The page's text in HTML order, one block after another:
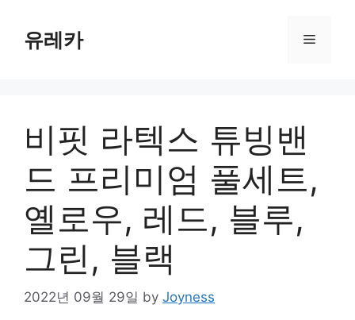
content유레카 Menu
비핏 라텍스 튜빙밴
드 프리미엄 풀세트,
옐로우, 레드, 블루,
그린, 블랙
2022년 09월 29일 by Joyness